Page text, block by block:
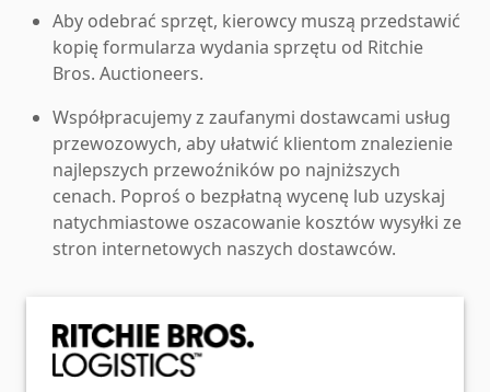
Aby odebrać sprzęt, kierowcy muszą przedstawić
kopię formularza wydania sprzętu od Ritchie
Bros. Auctioneers.
Współpracujemy z zaufanymi dostawcami usług
przewozowych, aby ułatwić klientom znalezienie
najlepszych przewoźników po najniższych
cenach. Poproś o bezpłatną wycenę lub uzyskaj
natychmiastowe oszacowanie kosztów wysyłki ze
stron internetowych naszych dostawców.